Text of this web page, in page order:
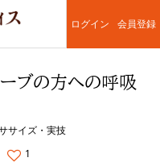
ログイン 会員登録
ブの方への呼吸
サイズ・実技
1